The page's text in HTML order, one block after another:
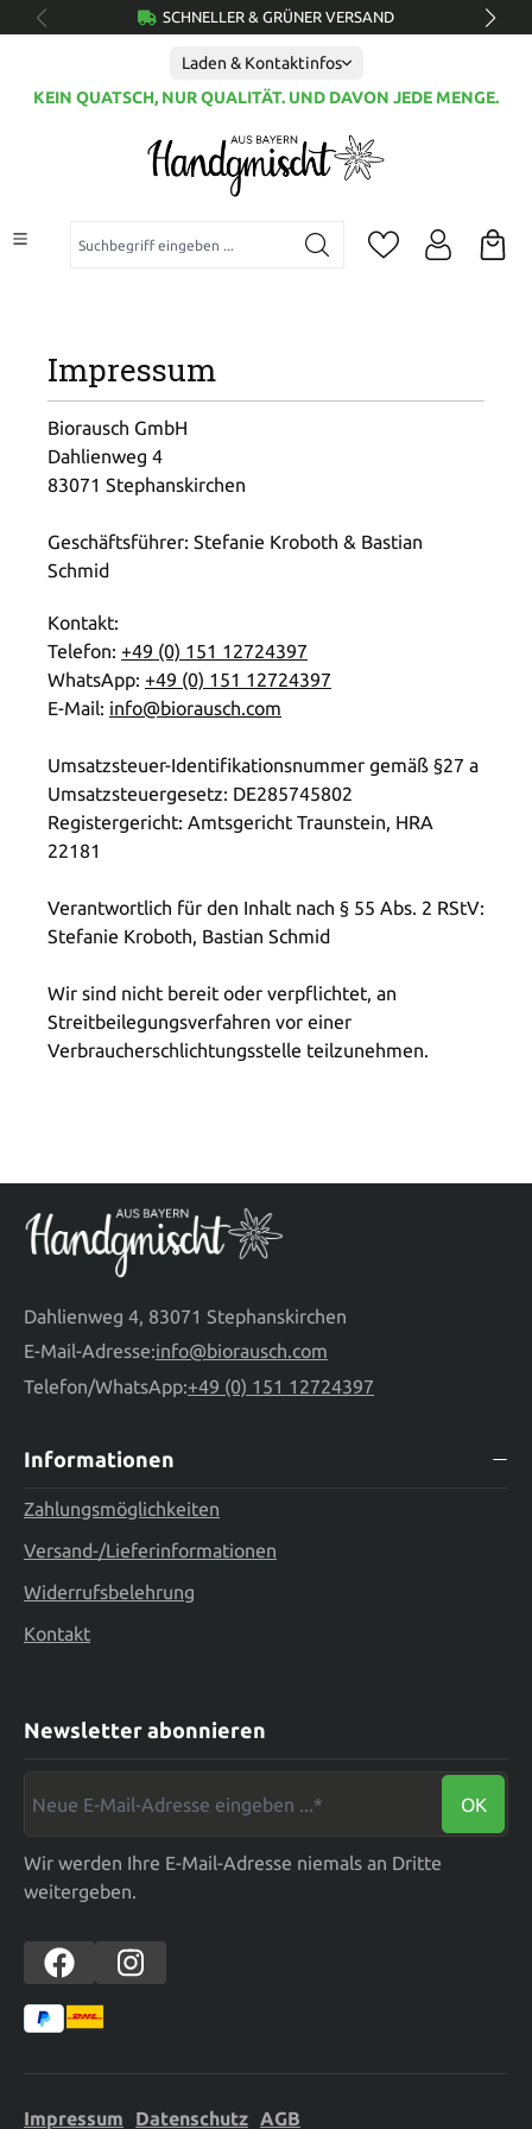
springen SCHNELLER & GRÜNER VERSAND
Laden & Kontaktinfos
KEIN QUATSCH, NUR QUALITÄT. UND DAVON JEDE MENGE.
Suchbegriff eingeben ...
Impressum
Biorausch GmbH
Dahlienweg 4
83071 Stephanskirchen
Geschäftsführer: Stefanie Kroboth & Bastian
Schmid
Kontakt:
Telefon: +49 (0) 151 12724397
WhatsApp: +49 (0) 151 12724397
E-Mail: info@biorausch.com
Umsatzsteuer-Identifikationsnummer gemäß §27 a
Umsatzsteuergesetz: DE285745802
Registergericht: Amtsgericht Traunstein, HRA
22181
Verantwortlich für den Inhalt nach § 55 Abs. 2 RStV:
Stefanie Kroboth, Bastian Schmid
Wir sind nicht bereit oder verpflichtet, an
Streitbeilegungsverfahren vor einer
Verbraucherschlichtungsstelle teilzunehmen.
Dahlienweg 4, 83071 Stephanskirchen
E-Mail-Adresse:info@biorausch.com
Telefon/WhatsApp:+49 (0) 151 12724397
Informationen
Zahlungsmöglichkeiten
Versand-/Lieferinformationen
Widerrufsbelehrung
Kontakt
Newsletter abonnieren
OK
Wir werden Ihre E-Mail-Adresse niemals an Dritte
weitergeben.
Impressum Datenschutz AGB